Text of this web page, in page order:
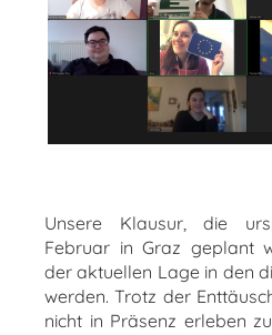
Unsere Klausur, die
Februar in Graz geplant
der aktuellen Lage in den
werden. Trotz der
nicht in Präsenz erleben